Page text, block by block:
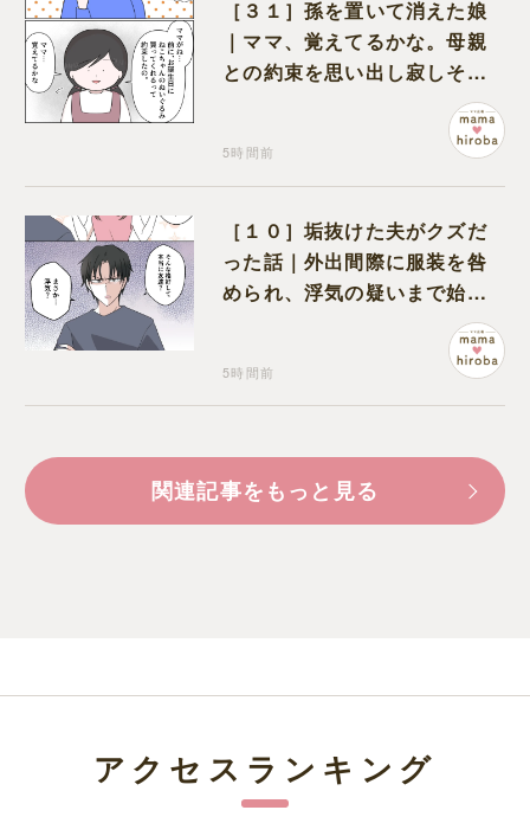
［３１］孫を置いて消えた娘
｜ママ、覚えてるかな。母親
との約束を思い出し寂しそう
5時間前
［１０］垢抜けた夫がクズだ
った話｜外出間際に服装を咎
められ、浮気の疑いまで始め
5時間前
関連記事をもっと見る
アクセスランキング